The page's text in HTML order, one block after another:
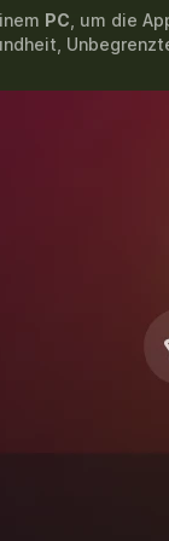
PC , um die